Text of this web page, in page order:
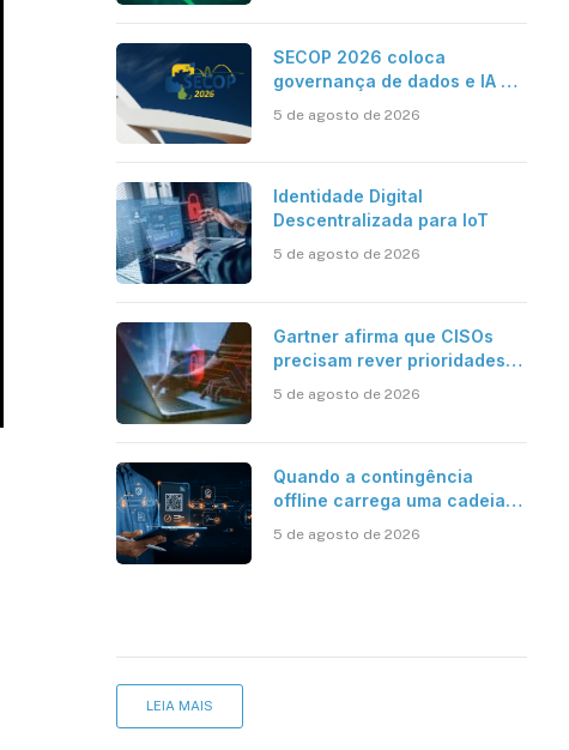
SECOP 2026 coloca
governança de dados e IA no
5 de agosto de 2026
Identidade Digital
Descentralizada para IoT
5 de agosto de 2026
Gartner afirma que CISOs
precisam rever prioridades
para enfrentar os desafios
5 de agosto de 2026
Quando a contingência
offline carrega uma cadeia
5 de agosto de 2026
LEIA MAIS